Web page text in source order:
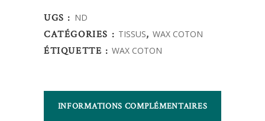
quantity
UGS : ND
CATÉGORIES : TISSUS,WAX COTON
ÉTIQUETTE :WAX COTON
INFORMATIONS COMPLÉMENTAIRES